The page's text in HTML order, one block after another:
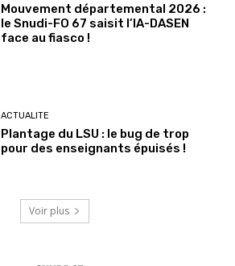
Mouvement départemental 2026 :
le Snudi-FO 67 saisit l’IA-DASEN
face au fiasco !
ACTUALITE
Plantage du LSU : le bug de trop
pour des enseignants épuisés !
Voir plus